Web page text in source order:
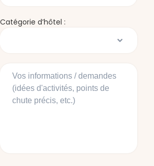
Catégorie d’hôtel :